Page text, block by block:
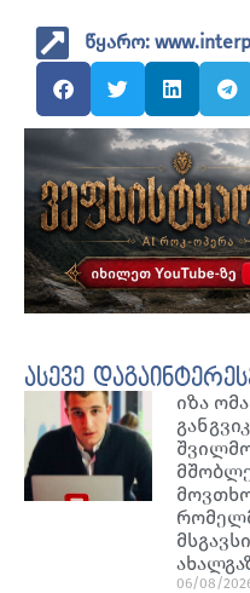
წყარო:
ასევე
იზა
06/08/